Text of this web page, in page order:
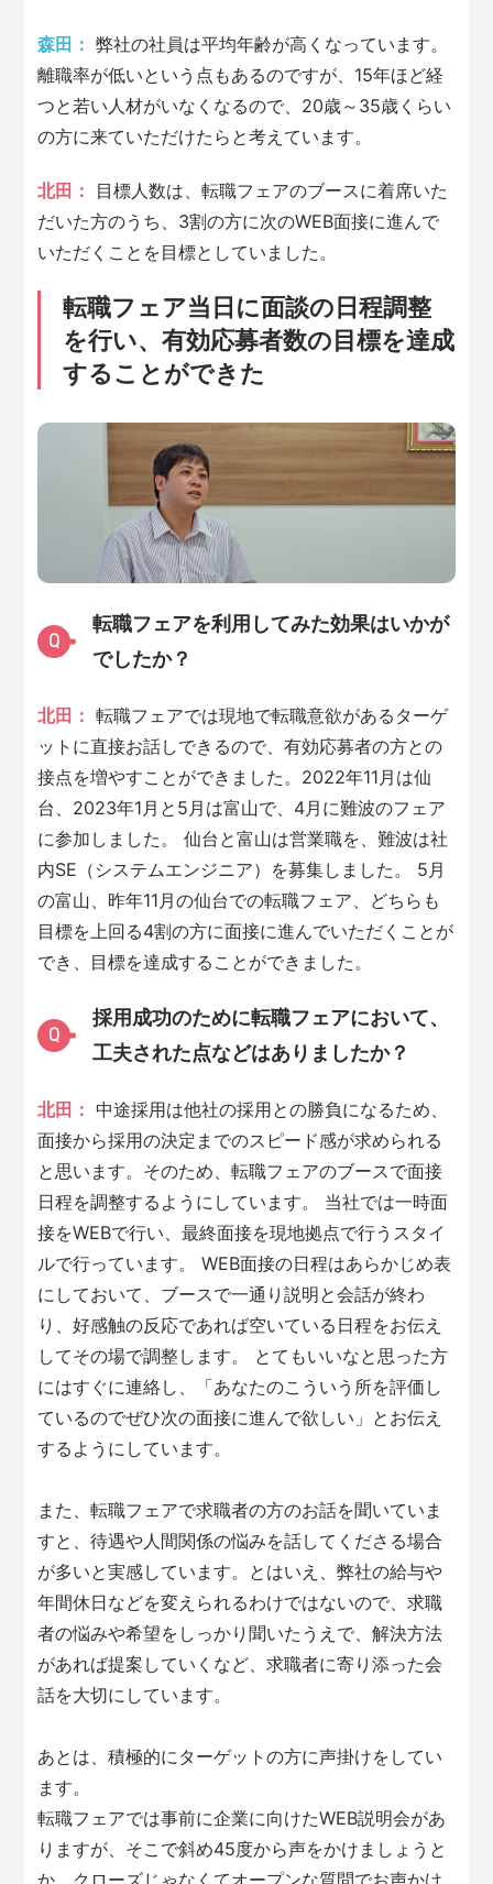
森田： 弊社の社員は平均年齢が高くなっています。
離職率が低いという点もあるのですが、15年ほど経
つと若い人材がいなくなるので、20歳～35歳くらい
の方に来ていただけたらと考えています。
北田：
目標人数は、転職フェアのブースに着席いた
だいた方のうち、3割の方に次のWEB面接に進んで
いただくことを目標としていました。
転職フェア当日に面談の日程調整
を行い、有効応募者数の目標を達成
することができた
Q
転職フェアを利用してみた効果はいかが
でしたか？
北田： 転職フェアでは現地で転職意欲があるターゲ
ットに直接お話しできるので、有効応募者の方との
接点を増やすことができました。2022年11月は仙
台、2023年1月と5月は富山で、4月に難波のフェア
に参加しました。 仙台と富山は営業職を、難波は社
内SE（システムエンジニア）を募集しました。 5月
の富山、昨年11月の仙台での転職フェア、どちらも
目標を上回る4割の方に面接に進んでいただくことが
でき、目標を達成することができました。
Q
採用成功のために転職フェアにおいて、
工夫された点などはありましたか？
北田： 中途採用は他社の採用との勝負になるため、
面接から採用の決定までのスピード感が求められる
と思います。そのため、転職フェアのブースで面接
日程を調整するようにしています。 当社では一時面
接をWEBで行い、最終面接を現地拠点で行うスタイ
ルで行っています。 WEB面接の日程はあらかじめ表
にしておいて、ブースで一通り説明と会話が終わ
り、好感触の反応であれば空いている日程をお伝え
してその場で調整します。 とてもいいなと思った方
にはすぐに連絡し、「あなたのこういう所を評価し
ているのでぜひ次の面接に進んで欲しい」とお伝え
するようにしています。
また、転職フェアで求職者の方のお話を聞いていま
すと、待遇や人間関係の悩みを話してくださる場合
が多いと実感しています。とはいえ、弊社の給与や
年間休日などを変えられるわけではないので、求職
者の悩みや希望をしっかり聞いたうえで、解決方法
があれば提案していくなど、求職者に寄り添った会
話を大切にしています。
あとは、積極的にターゲットの方に声掛けをしてい
ます。
転職フェアでは事前に企業に向けたWEB説明会があ
りますが、そこで斜め45度から声をかけましょうと
か、クローズじゃなくてオープンな質問でお声かけ